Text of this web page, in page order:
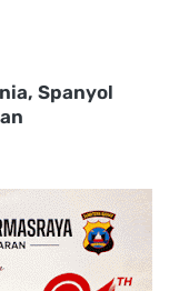
Spanyol